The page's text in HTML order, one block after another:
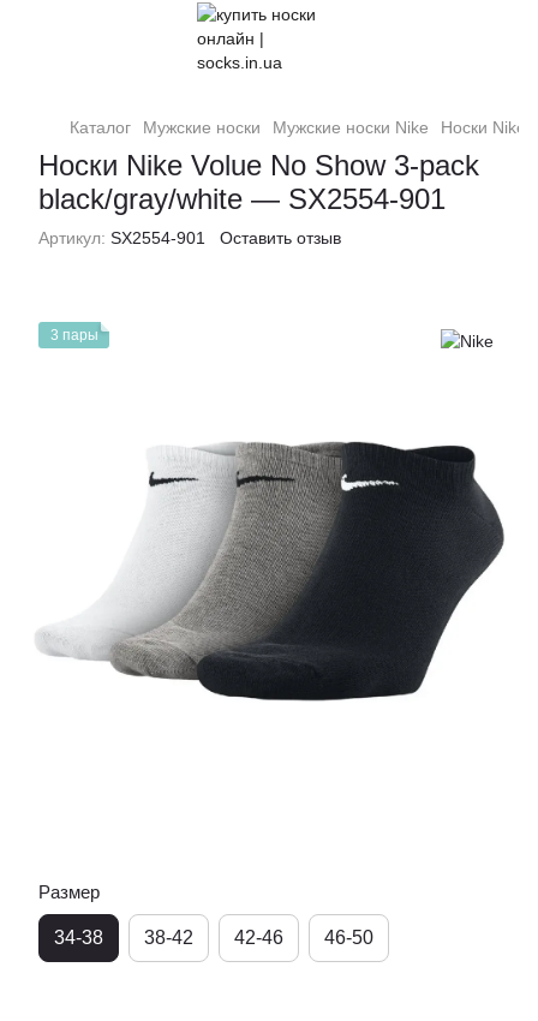
Каталог Мужские носки Мужские носки Nike Носки Nike
Носки Nike Volue No Show 3-pack
black/gray/white — SX2554-901
Артикул: SX2554-901 Оставить отзыв
3 пары
Размер
34-38 38-42 42-46 46-50